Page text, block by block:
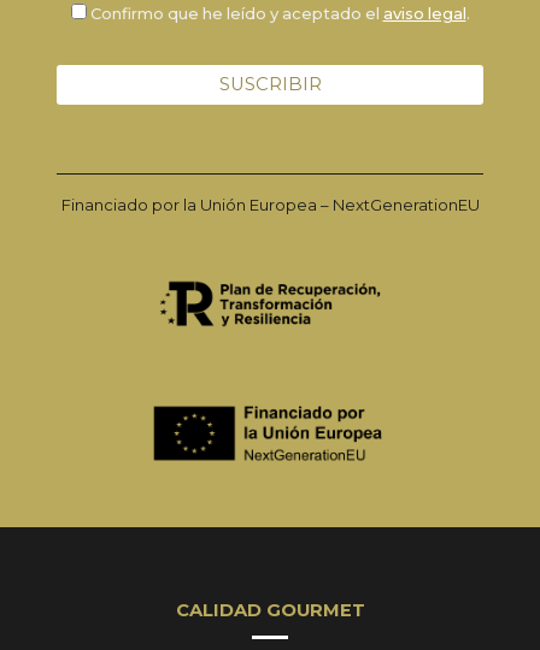
Confirmo que he leído y aceptado el aviso legal.
Financiado por la Unión Europea – NextGenerationEU
CALIDAD GOURMET